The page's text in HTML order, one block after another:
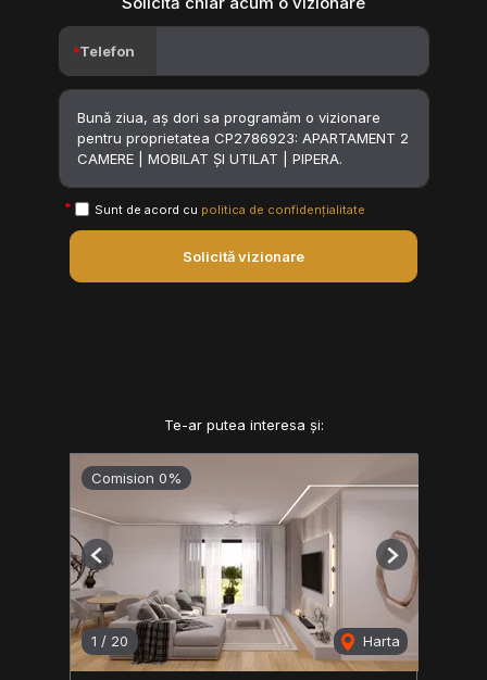
Telefon
Sunt de acord cu politica de confidențialitate
Solicită vizionare
Te-ar putea interesa și:
Comision 0%
1 / 20 Harta
Previous Next